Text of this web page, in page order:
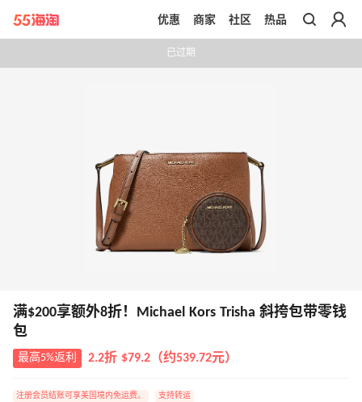
带你去官网买正品
优惠 商家 社区 热品
已过期
满$200享额外8折！Michael Kors Trisha 斜挎包带零钱
包
最高5%返利 2.2折 $79.2（约539.72元）
注册会员结账可享美国境内免运费。 支持转运